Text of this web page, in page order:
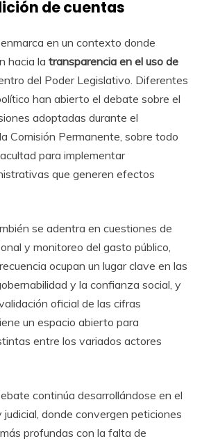
de cuentas
en un contexto donde
hacia la transparencia en el uso de
del Poder Legislativo. Diferentes
han abierto el debate sobre el
adoptadas durante el
Comisión Permanente, sobre todo
para implementar
que generen efectos
se adentra en cuestiones de
y monitoreo del gasto público,
ocupan un lugar clave en las
y la confianza social, y
oficial de las cifras
un espacio abierto para
entre los variados actores
continúa desarrollándose en el
donde convergen peticiones
profundas con la falta de